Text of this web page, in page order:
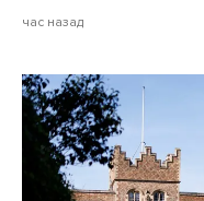
час назад